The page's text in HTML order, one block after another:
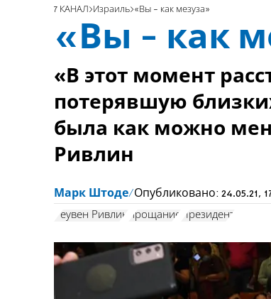
7 КАНАЛ Израиль «Вы - как мезуза»
«Вы - как
«В этот момент
потерявшую
была как можно
Ривлин
Марк Штоде Опубликовано: 24.05.21,
Реувен Ривлин прощание Президент